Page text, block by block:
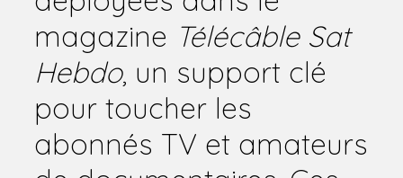
magazine Télécâble Sat
Hebdo, un support clé
pour toucher les
abonnés TV et amateurs